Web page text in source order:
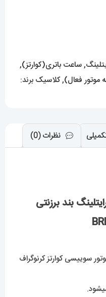
,ساعت باتری(کوارتز),
موتور فعال),کلاسیک برند:
نظرات (0)
بند برزنتی
سوییسی کوارتز کرنوگراف